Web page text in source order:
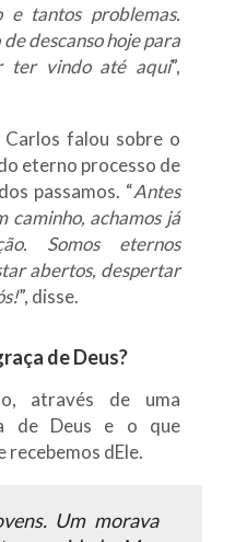
e tantos problemas.
descanso hoje para
ter vindo até aqui”,
falou sobre o
eterno processo de
passamos. “Antes
caminho, achamos já
Somos eternos
abertos, despertar
”, disse.
de Deus?
através de uma
de Deus e o que
recebemos dEle.
Um morava